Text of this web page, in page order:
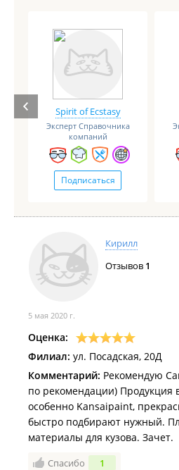
Spirit of Ecstasy
Эксперт Справочника
компаний
Подписаться
Кирилл
Отзывов 1
5 мая 2020 г.
Оценка:
Филиал: ул. Посадская, 20Д
Комментарий: Рекомендую
по рекомендации) Продукция
особенно Kansaipaint,
быстро подбирают нужный.
материалы для кузова. Зачет.
Спасибо 1